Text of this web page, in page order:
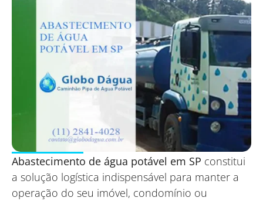
Abastecimento de água potável em SP constitui
a solução logística indispensável para manter a
operação do seu imóvel, condomínio ou